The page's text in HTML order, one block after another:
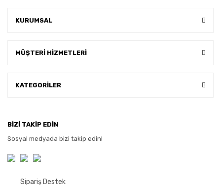
KURUMSAL
MÜŞTERİ HİZMETLERİ
KATEGORİLER
BİZİ TAKİP EDİN
Sosyal medyada bizi takip edin!
Sipariş Destek